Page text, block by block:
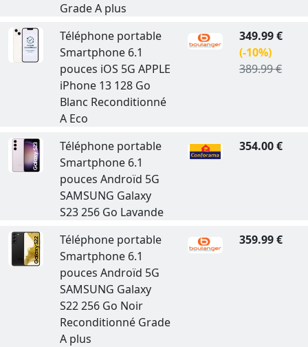
Grade A plus
Téléphone portable
Smartphone 6.1
pouces iOS 5G APPLE
iPhone 13 128 Go
Blanc Reconditionné
A Eco
349.99 €
(-10%)
389.99 €
Téléphone portable
Smartphone 6.1
pouces Androïd 5G
SAMSUNG Galaxy
S23 256 Go Lavande
354.00 €
Téléphone portable
Smartphone 6.1
pouces Androïd 5G
SAMSUNG Galaxy
S22 256 Go Noir
Reconditionné Grade
A plus
359.99 €